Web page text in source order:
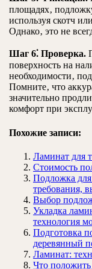
площадях‚
используя скотч
Однако‚ это не
Шаг 6⁚ Проверка.
поверхность на
необходимости‚
Помните‚ что
значительно
комфорт при
Похожие записи:
Ламинат для
Стоимость
Подложка
требования,
Выбор
Укладка
технология
Подготовка
деревянный
Ламинат:
Что